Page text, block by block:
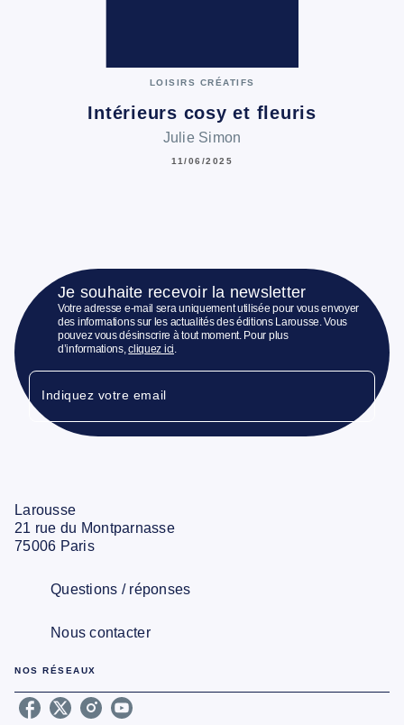
LOISIRS CRÉATIFS
Intérieurs cosy et fleuris
Julie Simon
11/06/2025
Je souhaite recevoir la newsletter
Votre adresse e-mail sera uniquement utilisée pour vous envoyer
des informations sur les actualités des éditions Larousse. Vous
pouvez vous désinscrire à tout moment. Pour plus
d’informations,cliquez ici
Indiquez votre email
Larousse
21 rue du Montparnasse
75006 Paris
Questions / réponses
Nous contacter
NOS RÉSEAUX